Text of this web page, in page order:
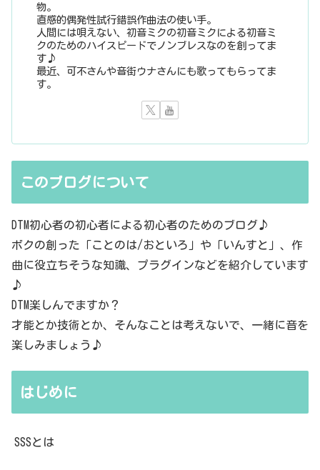
物。
直感的偶発性試行錯誤作曲法の使い手。
人間には唄えない、初音ミクの初音ミクによる初音ミ
クのためのハイスピードでノンブレスなのを創ってま
す♪
最近、可不さんや音街ウナさんにも歌ってもらってま
す。
このブログについて
DTM初心者の初心者による初心者のためのブログ♪
ボクの創った「ことのは/おといろ」や「いんすと」、作
曲に役立ちそうな知識、プラグインなどを紹介しています
♪
DTM楽しんでますか？
才能とか技術とか、そんなことは考えないで、一緒に音を
楽しみましょう♪
はじめに
SSSとは